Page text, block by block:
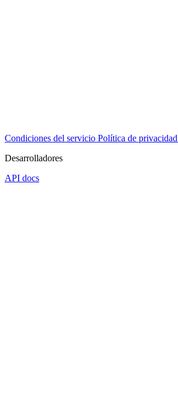
Condiciones del servicio Política de privacidad
Desarrolladores
API docs